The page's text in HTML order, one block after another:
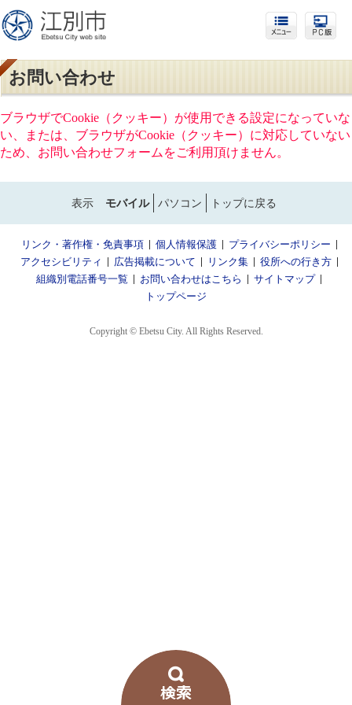
お問い合わせ
ブラウザでCookie（クッキー）が使用できる設定になっていな
い、または、ブラウザがCookie（クッキー）に対応していない
ため、お問い合わせフォームをご利用頂けません。
表示 モバイル パソコン トップに戻る
リンク・著作権・免責事項 個人情報保護
プライバシーポリシー
アクセシビリティ
広告掲載について リンク集
役所への行き方
組織別電話番号一覧
お問い合わせはこちら
サイトマップ
トップページ
Copyright © Ebetsu City. All Rights Reserved.